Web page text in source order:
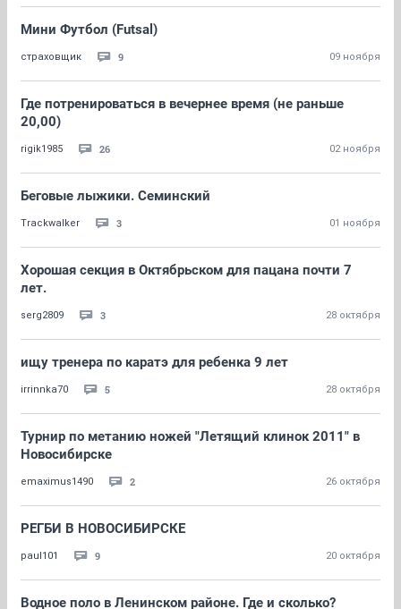
Мини Футбол (Futsal)
страховщик 9 09 ноября
Где потренироваться в вечернее время (не раньше
20,00)
rigik1985 26 02 ноября
Беговые лыжики. Семинский
Trackwalker 3 01 ноября
Хорошая секция в Октябрьском для пацана почти 7
лет.
serg2809 3 28 октября
ищу тренера по каратэ для ребенка 9 лет
irrinnka70 5 28 октября
Турнир по метанию ножей "Летящий клинок 2011" в
Новосибирске
emaximus1490 2 26 октября
РЕГБИ В НОВОСИБИРСКЕ
paul101 9 20 октября
Водное поло в Ленинском районе. Где и сколько?